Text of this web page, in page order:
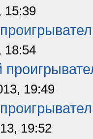
15:39
18:54
19:49
19:52